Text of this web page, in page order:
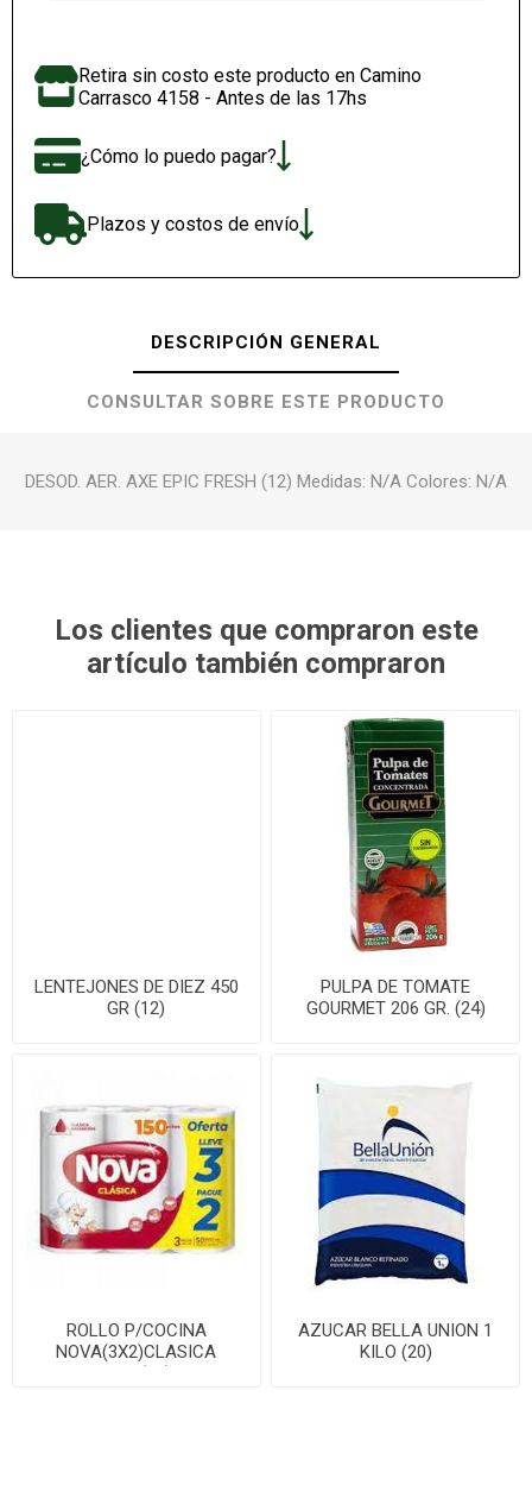
Retira sin costo este producto en Camino
Carrasco 4158 - Antes de las 17hs
¿Cómo lo puedo pagar?
Plazos y costos de envío
DESCRIPCIÓN GENERAL
CONSULTAR SOBRE ESTE PRODUCTO
DESOD. AER. AXE EPIC FRESH (12) Medidas: N/A Colores: N/A
Los clientes que compraron este
artículo también compraron
LENTEJONES DE DIEZ 450
GR (12)
PULPA DE TOMATE
GOURMET 206 GR. (24)
ROLLO P/COCINA
NOVA(3X2)CLASICA
100P(10)
AZUCAR BELLA UNION 1
KILO (20)